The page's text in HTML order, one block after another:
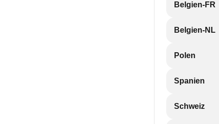
Belgien-FR
Belgien-NL
Polen
Spanien
Schweiz